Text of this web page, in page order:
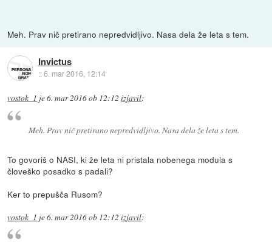
Meh. Prav nič pretirano nepredvidljivo. Nasa dela že leta s tem.
Invictus
::6. mar 2016, 12:14
vostok_1 je6. mar 2016 ob 12:12 izjavil:
Meh. Prav nič pretirano nepredvidljivo. Nasa dela že leta s tem.
To govoriš o NASI, ki že leta ni pristala nobenega modula s
človeško posadko s padali?
Ker to prepušča Rusom?
vostok_1 je6. mar 2016 ob 12:12 izjavil: